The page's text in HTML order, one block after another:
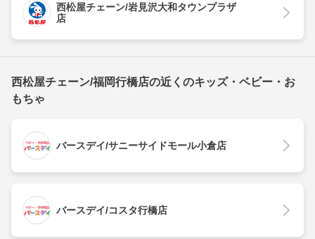
西松屋チェーン/岩見沢大和タウンプラザ
店
西松屋チェーン/福岡行橋店の近くのキッズ・ベビー・お
もちゃ
バースデイ/サニーサイドモール小倉店
バースデイ/コスタ行橋店